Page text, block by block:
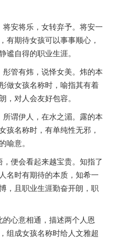
安将乐，女转弃予。将安一
有期待女孩可以事事顺心，
谧自得的职业生涯。
管有炜，说怿女美。炜的本
做女孩名称时，喻指其有着
，对人会友好包容。
谓伊人，在水之湄。露的本
孩名称时，有单纯性无邪，
喻意。
便会看起来越宝贵。知指了
名时有期待的本质，知希一
，且职业生涯勤奋开朗，职
心意相通，描述两个人恩
组成女孩名称时给人文雅超